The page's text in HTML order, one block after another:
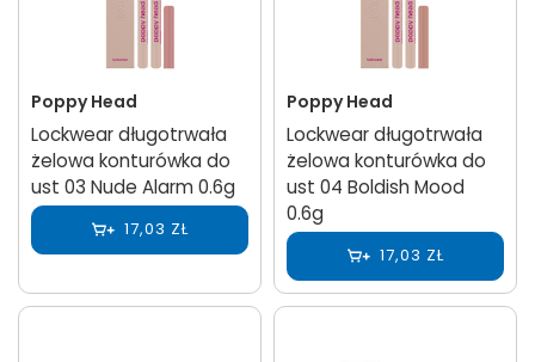
Poppy Head
Lockwear długotrwała
żelowa konturówka do
ust 03 Nude Alarm 0.6g
17,03 ZŁ
Poppy Head
Lockwear długotrwała
żelowa konturówka do
ust 04 Boldish Mood
0.6g
17,03 ZŁ